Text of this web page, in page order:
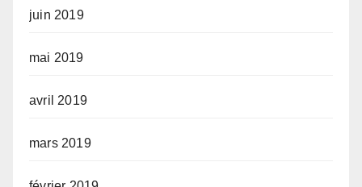
juin 2019
mai 2019
avril 2019
mars 2019